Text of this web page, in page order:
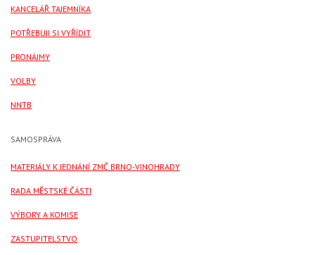
KANCELÁŘ TAJEMNÍKA
POTŘEBUJI SI VYŘÍDIT
PRONÁJMY
VOLBY
NNTB
SAMOSPRÁVA
MATERIÁLY K JEDNÁNÍ ZMČ BRNO-VINOHRADY
RADA MĚSTSKÉ ČÁSTI
VÝBORY A KOMISE
ZASTUPITELSTVO